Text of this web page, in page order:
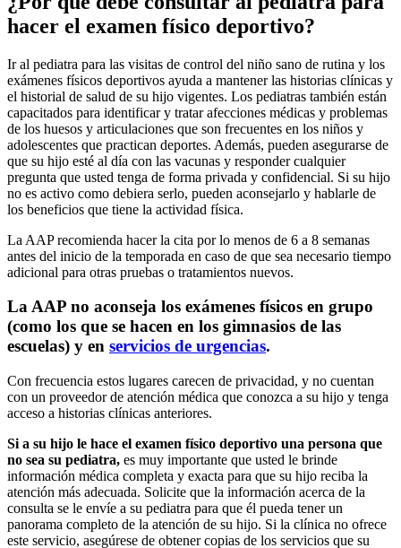
hacer el examen físico deportivo?
Ir al pediatra para las visitas de control del niño sano de rutina y los
exámenes físicos deportivos ayuda a mantener las historias clínicas y
el historial de salud de su hijo vigentes. Los pediatras también están
capacitados para identificar y tratar afecciones médicas y problemas
de los huesos y articulaciones que son frecuentes en los niños y
adolescentes que practican deportes. Además, pueden asegurarse de
que su hijo esté al día con las vacunas y responder cualquier
pregunta que usted tenga de forma privada y confidencial. Si su hijo
no es activo como debiera serlo, pueden aconsejarlo y hablarle de
los beneficios que tiene la actividad física.
La AAP recomienda hacer la cita por lo menos de 6 a 8 semanas
antes del inicio de la temporada en caso de que sea necesario tiempo
adicional para otras pruebas o tratamientos nuevos.
La AAP no aconseja los exámenes físicos en grupo
(como los que se hacen en los gimnasios de las
escuelas) y en servicios de urgencias.
Con frecuencia estos lugares carecen de privacidad, y no cuentan
con un proveedor de atención médica que conozca a su hijo y tenga
acceso a historias clínicas anteriores.
Si a su hijo le hace el examen físico deportivo una persona que
no sea su pediatra, es muy importante que usted le brinde
información médica completa y exacta para que su hijo reciba la
atención más adecuada. Solicite que la información acerca de la
consulta se le envíe a su pediatra para que él pueda tener un
panorama completo de la atención de su hijo. Si la clínica no ofrece
este servicio, asegúrese de obtener copias de los servicios que su